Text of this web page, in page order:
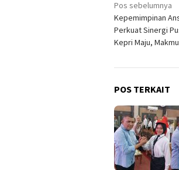
Navigasi
pos
Pos sebelumnya
Kepemimpinan
Perkuat Sinergi
Kepri Maju,
POS TERKAIT